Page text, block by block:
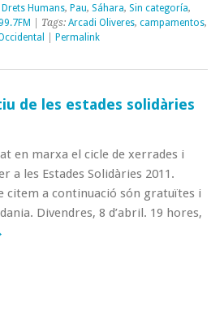
Drets Humans, Pau, Sáhara, Sin categoría,
| Tags: Arcadi Oliveres, campamentos,
Permalink
de les estades solidàries
en marxa el cicle de xerrades i
les Estades Solidàries 2011.
citem a continuació són gratuïtes i
Divendres, 8 d’abril. 19 hores,